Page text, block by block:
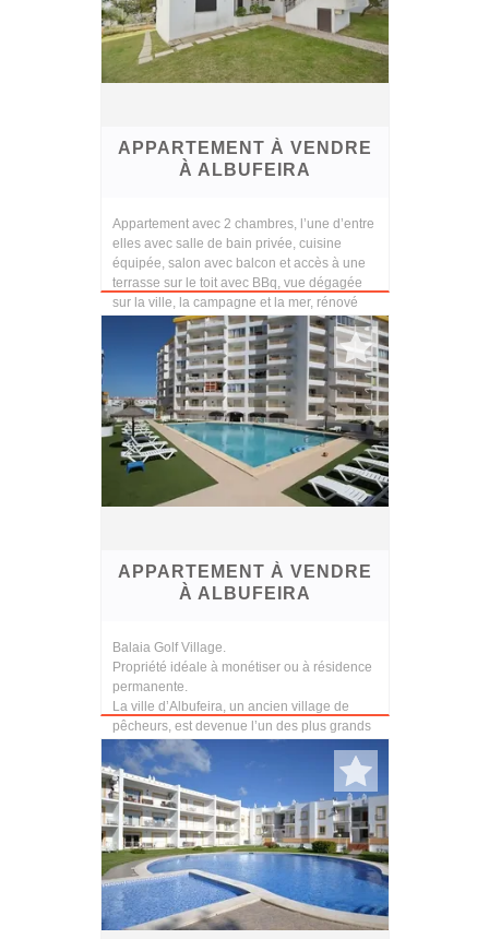
APPARTEMENT À VENDRE
À ALBUFEIRA
Appartement avec 2 chambres, l’une d’entre
elles avec salle de bain privée, cuisine
équipée, salon avec balcon et accès à une
terrasse sur le toit avec BBq, vue dégagée
sur la ville, la campagne et la mer, rénové
APPARTEMENT À VENDRE
À ALBUFEIRA
Balaia Golf Village.
Propriété idéale à monétiser ou à résidence
permanente.
La ville d’Albufeira, un ancien village de
pêcheurs, est devenue l’un des plus grands
centres touristiques du pays en raison de...